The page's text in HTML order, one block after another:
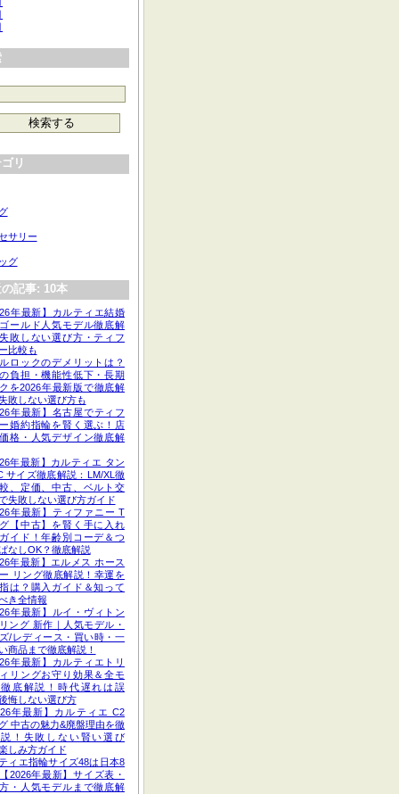
リ
サリー
グ
記事: 10本
年最新】カルティエ結婚
ールド人気モデル徹底解
敗しない選び方・ティフ
比較も
ロックのデメリットは？
負担・機能性低下・長期
を2026年最新版で徹底解
敗しない選び方も
年最新】名古屋でティフ
婚約指輪を賢く選ぶ！店
格・人気デザイン徹底解
年最新】カルティエ タン
サイズ徹底解説：LM/XL徹
、定価、中古、ベルト交
失敗しない選び方ガイド
年最新】ティファニー T
【中古】を賢く手に入れ
イド！年齢別コーデ＆つ
なしOK？徹底解説
年最新】エルメス ホース
リング徹底解説！幸運を
は？購入ガイド＆知って
き全情報
年最新】ルイ・ヴィトン
ング 新作｜人気モデル・
/レディース・買い時・一
商品まで徹底解説！
年最新】カルティエトリ
リングお守り効果＆全モ
底解説！時代遅れは誤
悔しない選び方
年最新】カルティエ C2
中古の魅力&廃盤理由を徹
説！失敗しない賢い選び
しみ方ガイド
ィエ指輪サイズ48は日本8
2026年最新】サイズ表・
・人気モデルまで徹底解